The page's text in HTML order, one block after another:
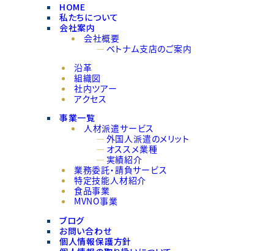
HOME
私たちについて
会社案内
会社概要
ベトナム支店のご案内
沿革
組織図
社内ツアー
アクセス
事業一覧
人材派遣サービス
外国人派遣のメリット
オススメ業種
実績紹介
業務委託・請負サービス
特定技能人材紹介
食品事業
MVNO事業
ブログ
お問い合わせ
個人情報保護方針